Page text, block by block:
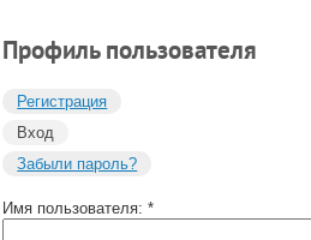
Профиль пользователя
Регистрация
Вход
Забыли пароль?
Имя пользователя:*